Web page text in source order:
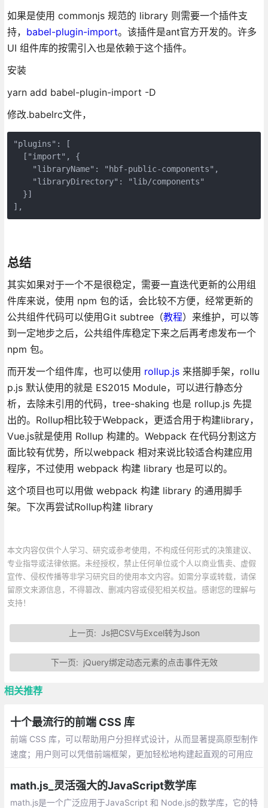
如果是使用 commonjs 规范的 library 则需要一个插件支
持， babel-plugin-import。该插件是ant官方开发的。许多
UI 组件库的按需引入也是依赖于这个插件。
安装
yarn add babel-plugin-import -D
修改.babelrc文件，
"plugins": [
  ["import", {
    "libraryName": "hbf-public-components",
    "libraryDirectory": "lib/components"
  }]
],
总结
其实如果对于一个不是很稳定，需要一直迭代更新的公用组
件库来说，使用 npm 包的话，会比较不方便，经常更新的
公共组件代码可以使用Git subtree（教程）来维护，可以等
到一定地步之后，公共组件库稳定下来之后再考虑发布一个
npm 包。
而开发一个组件库，也可以使用 rollup.js来搭脚手架，rollu
p.js 默认使用的就是 ES2015 Module，可以进行静态分
析，去除未引用的代码，tree-shaking 也是 rollup.js 先提
出的。Rollup相比较于Webpack，更适合用于构建library，
Vue.js就是使用 Rollup 构建的。Webpack 在代码分割这方
面比较有优势，所以webpack 相对来说比较适合构建应用
程序，不过使用 webpack 构建 library 也是可以的。
这个项目也可以用做 webpack 构建 library 的通用脚手
架。下次再尝试Rollup构建 library
本文内容仅供个人学习、研究或参考使用，不构成任何形式的决策建议、
专业指导或法律依据。未经授权，禁止任何单位或个人以商业售卖、虚假
宣传、侵权传播等非学习研究目的使用本文内容。如需分享或转载，请保
留原文来源信息，不得篡改、删减内容或侵犯相关权益。感谢您的理解与
支持！
上一页:Js把CSV与Excel转为Json
下一页: jQuery绑定动态元素的点击事件无效
相关推荐
十个最流行的前端 CSS 库
前端 CSS 库，可以帮助用户分担样式设计，从而显著提高原型制作
速度；用户则可以凭借前端框架，更加轻松地构建起直观的可用应
内容就是关于那些目前最为流行且常用的框架
math.js_灵活强大的JavaScript数学库
math.js是一个广泛应用于JavaScript 和 Node.js的数学库，它的特